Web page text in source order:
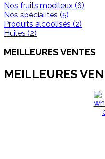
Nos fruits moelleux (6)
Nos spécialités (5)
Produits alcoolisés (2)
Huiles (2)
MEILLEURES VENTES
MEILLEURES